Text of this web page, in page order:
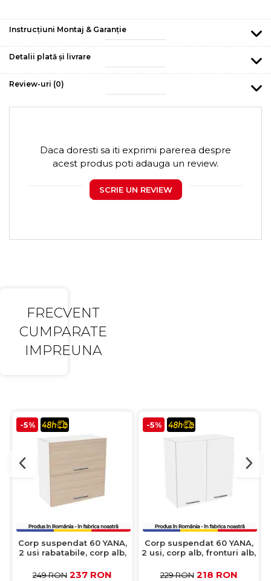
Instrucțiuni Montaj & Garanție
Detalii plată și livrare
Review-uri (0)
Daca doresti sa iti exprimi parerea despre
acest produs poti adauga un review.
SCRIE UN REVIEW
FRECVENT
CUMPARATE
IMPREUNA
-5%
Corp suspendat 60 YANA,
2 usi rabatabile, corp alb,
cm
249 RON 237 RON
-5%
Corp suspendat 60 YANA,
2 usi, corp alb, fronturi alb,
229 RON 218 RON